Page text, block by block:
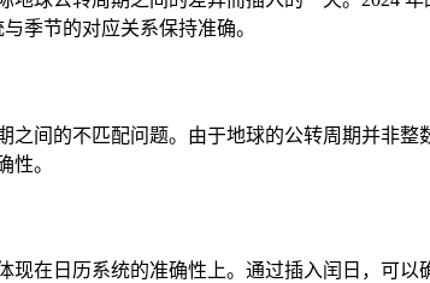
季节的对应关系保持准确。
之间的不匹配问题。由于地球的公转周期并非
性。
现在日历系统的准确性上。通过插入闰日，可